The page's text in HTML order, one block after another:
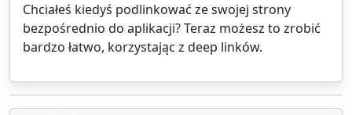
Chciałeś kiedyś podlinkować ze swojej strony
bezpośrednio do aplikacji? Teraz możesz to zrobić
bardzo łatwo, korzystając z deep linków.